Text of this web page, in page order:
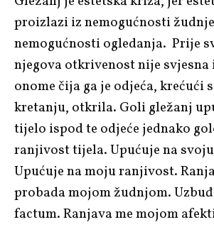
proizlazi iz nemogućnosti
nemogućnosti ogledanja. Prije
njegova otkrivenost nije svjesna
onome čija ga je odjeća, krećući
kretanju, otkrila. Goli gležanj
tijelo ispod te odjeće jednako
ranjivost tijela. Upućuje na
Upućuje na moju ranjivost.
probada mojom žudnjom.
factum. Ranjava me mojom